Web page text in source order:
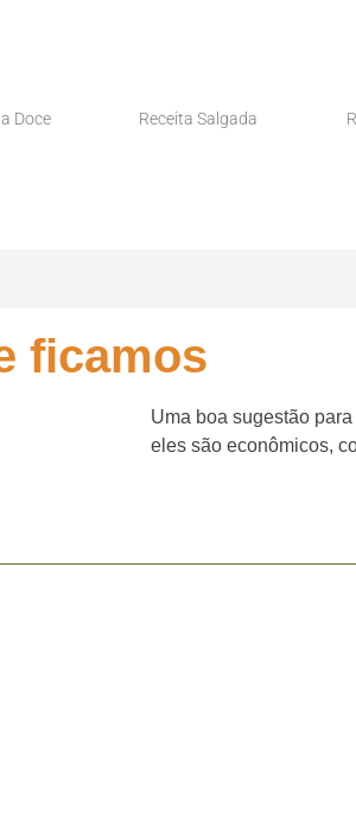
Doce Receita Salgada
ficamos
Uma boa sugestão
eles são econômicos,